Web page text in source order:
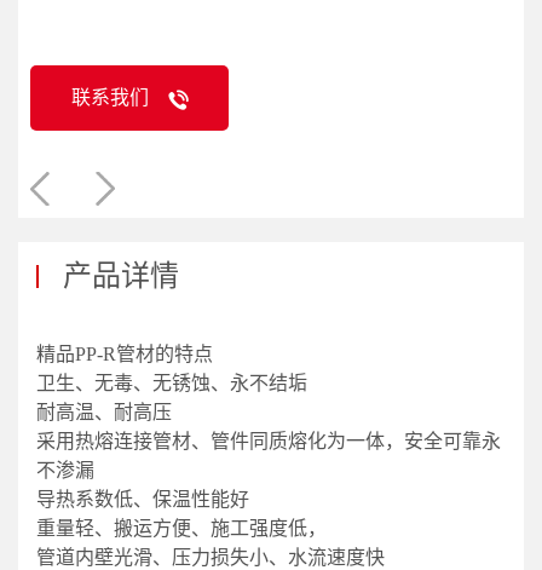
联系我们
产品详情
精品PP-R管材的特点
卫生、无毒、无锈蚀、永不结垢
耐高温、耐高压
采用热熔连接管材、管件同质熔化为一体，安全可靠永
不渗漏
导热系数低、保温性能好
重量轻、搬运方便、施工强度低，
管道内壁光滑、压力损失小、水流速度快